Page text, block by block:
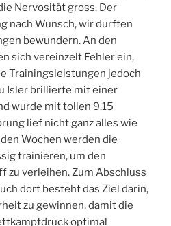
Nervosität gross. Der
nach Wunsch, wir durften
bewundern. An den
sich vereinzelt Fehler ein,
Trainingsleistungen jedoch
Isler brillierte mit einer
wurde mit tollen 9.15
lief nicht ganz alles wie
Wochen werden die
trainieren, um den
zu verleihen. Zum Abschluss
dort besteht das Ziel darin,
zu gewinnen, damit die
optimal